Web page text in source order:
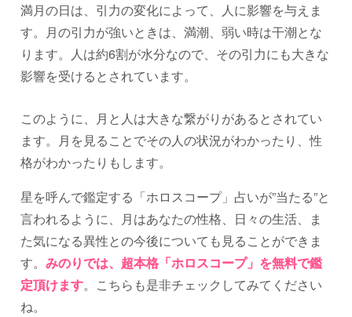
満月の日は、引力の変化によって、人に影響を与えま
す。月の引力が強いときは、満潮、弱い時は干潮とな
ります。人は約6割が水分なので、その引力にも大きな
影響を受けるとされています。
このように、月と人は大きな繋がりがあるとされてい
ます。月を見ることでその人の状況がわかったり、性
格がわかったりもします。
星を呼んで鑑定する「ホロスコープ」占いが”当たる”と
言われるように、月はあなたの性格、日々の生活、ま
た気になる異性との今後についても見ることができま
す。 みのりでは、超本格「ホロスコープ」を無料で鑑
定頂けます。こちらも是非チェックしてみてください
ね。